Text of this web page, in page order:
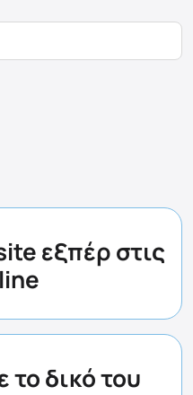
εξπέρ στις
το δικό του